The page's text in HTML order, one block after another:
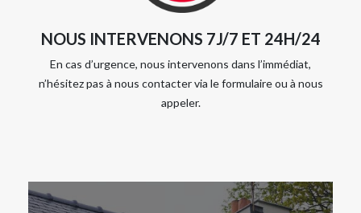
NOUS INTERVENONS 7J/7 ET 24H/24
En cas d’urgence, nous intervenons dans l’immédiat,
n’hésitez pas à nous contacter via le formulaire ou à nous
appeler.